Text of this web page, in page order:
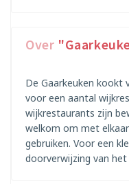
Over
De Gaarkeuken kookt
voor een aantal
wijkrestaurants zijn
welkom om met
gebruiken. Voor een
doorverwijzing van